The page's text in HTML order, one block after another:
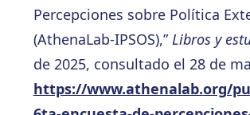
Percepciones sobre Política
(AthenaLab-IPSOS),” Libros y
de 2025, consultado el 28 de
https://www.athenalab.org/